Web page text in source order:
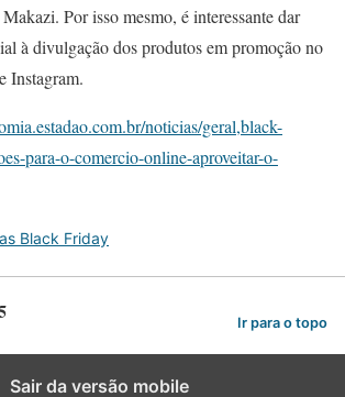
Por isso mesmo, é interessante dar
à divulgação dos produtos em promoção no
Instagram.
noticias/geral,black-
para-o-comercio-online-aproveitar-o-
Black Friday
Ir para o topo
Sair da versão mobile